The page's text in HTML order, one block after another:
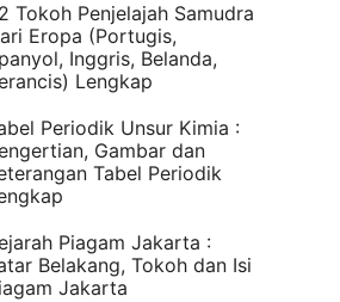
Tokoh Penjelajah Samudra
Eropa (Portugis,
Inggris, Belanda,
Lengkap
Periodik Unsur Kimia :
Gambar dan
Tabel Periodik
Piagam Jakarta :
Belakang, Tokoh dan Isi
Jakarta